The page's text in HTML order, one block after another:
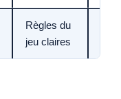
Règles du
jeu claires